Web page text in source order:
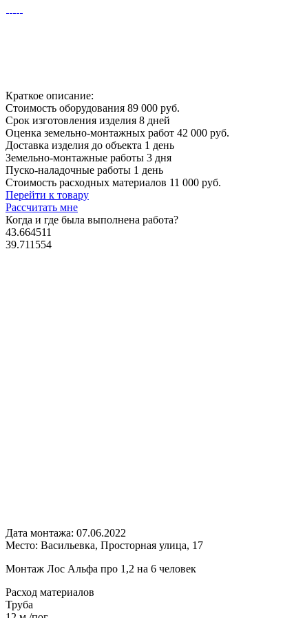
Краткое описание:
Стоимость оборудования 89 000 руб.
Срок изготовления изделия 8 дней
Оценка земельно-монтажных работ 42 000 руб.
Доставка изделия до объекта 1 день
Земельно-монтажные работы 3 дня
Пуско-наладочные работы 1 день
Стоимость расходных материалов 11 000 руб.
Перейти к товару
Рассчитать мне
Когда и где была выполнена работа?
43.664511
39.711554
Дата монтажа: 07.06.2022
Место: Васильевка, Просторная улица, 17
Монтаж Лос Альфа про 1,2 на 6 человек
Расход материалов
Труба